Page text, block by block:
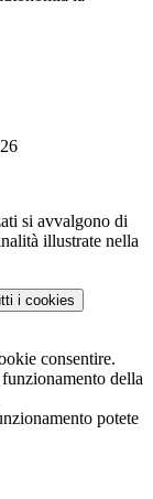
si avvalgono di
illustrate nella
i cookies
consentire.
della
potete